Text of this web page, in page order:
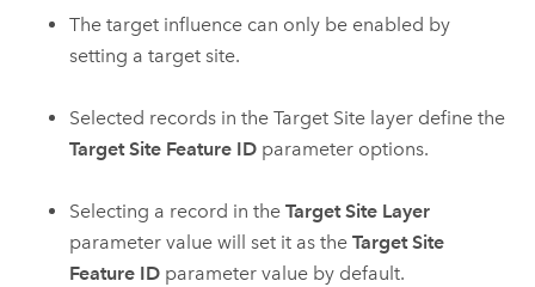
The target influence can only be enabled by
setting a target site.
Selected records in the Target Site layer define the
Target Site Feature ID parameter options.
Selecting a record in theTarget Site Layer
parameter value will set it as theTarget Site
Feature ID parameter value by default.